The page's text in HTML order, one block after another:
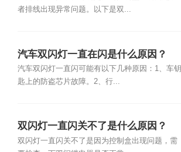
者排线出现异常问题。以下是双...
汽车双闪灯一直在闪是什么原因？
汽车双闪灯一直闪可能有以下几种原因：1、车钥
匙上的防盗芯片故障。2、行...
双闪灯一直闪关不了是什么原因？
双闪灯一直闪关不了是因为控制盒出现问题，需